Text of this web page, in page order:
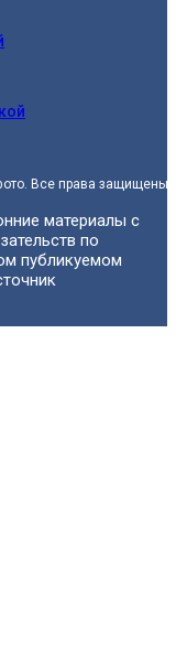
Все права защищены.
материалы с
по
публикуемом